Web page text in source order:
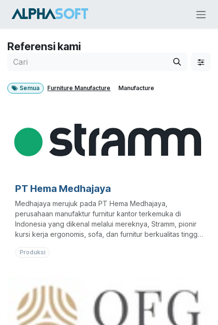
Referensi kami
Semua Furniture Manufacture Manufacture
PT Hema Medhajaya
Medhajaya merujuk pada PT Hema Medhajaya,
perusahaan manufaktur furnitur kantor terkemuka di
Indonesia yang dikenal melalui mereknya, Stramm, pionir
kursi kerja ergonomis, sofa, dan furnitur berkualitas tinggi
ergonomis inovatif untuk berbagai klien (pemerintah,
Produksi